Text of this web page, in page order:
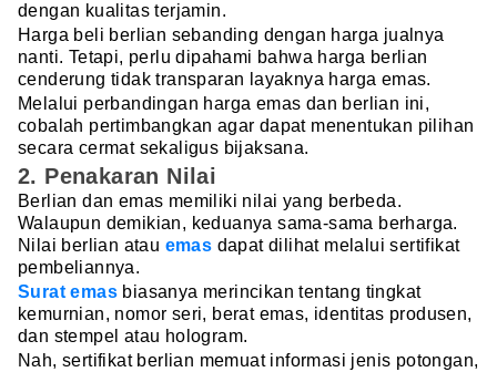
dengan kualitas terjamin.
Harga beli berlian sebanding dengan harga jualnya
nanti. Tetapi, perlu dipahami bahwa harga berlian
cenderung tidak transparan layaknya harga emas.
Melalui perbandingan harga emas dan berlian ini,
cobalah pertimbangkan agar dapat menentukan pilihan
secara cermat sekaligus bijaksana.
2. Penakaran Nilai
Berlian dan emas memiliki nilai yang berbeda.
Walaupun demikian, keduanya sama-sama berharga.
Nilai berlian atau emas dapat dilihat melalui sertifikat
pembeliannya.
Surat emas biasanya merincikan tentang tingkat
kemurnian, nomor seri, berat emas, identitas produsen,
dan stempel atau hologram.
Nah, sertifikat berlian memuat informasi jenis potongan,